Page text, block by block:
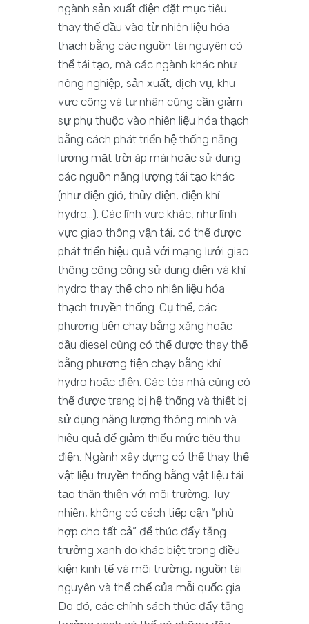
ngành sản xuất điện đặt mục tiêu
thay thế đầu vào từ nhiên liệu hóa
thạch bằng các nguồn tài nguyên có
thể tái tạo, mà các ngành khác như
nông nghiệp, sản xuất, dịch vụ, khu
vực công và tư nhân cũng cần giảm
sự phụ thuộc vào nhiên liệu hóa thạch
bằng cách phát triển hệ thống năng
lượng mặt trời áp mái hoặc sử dụng
các nguồn năng lượng tái tạo khác
(như điện gió, thủy điện, điện khí
hydro…). Các lĩnh vực khác, như lĩnh
vực giao thông vận tải, có thể được
phát triển hiệu quả với mạng lưới giao
thông công cộng sử dụng điện và khí
hydro thay thế cho nhiên liệu hóa
thạch truyền thống. Cụ thể, các
phương tiện chạy bằng xăng hoặc
dầu diesel cũng có thể được thay thế
bằng phương tiện chạy bằng khí
hydro hoặc điện. Các tòa nhà cũng có
thể được trang bị hệ thống và thiết bị
sử dụng năng lượng thông minh và
hiệu quả để giảm thiểu mức tiêu thụ
điện. Ngành xây dựng có thể thay thế
vật liệu truyền thống bằng vật liệu tái
tạo thân thiện với môi trường. Tuy
nhiên, không có cách tiếp cận “phù
hợp cho tất cả” để thúc đẩy tăng
trưởng xanh do khác biệt trong điều
kiện kinh tế và môi trường, nguồn tài
nguyên và thể chế của mỗi quốc gia.
Do đó, các chính sách thúc đẩy tăng